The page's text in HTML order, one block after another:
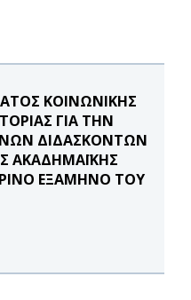
ΚΟΙΝΩΝΙΚΗΣ
ΓΙΑ ΤΗΝ
ΔΙΔΑΣΚΟΝΤΩΝ
ΑΚΑΔΗΜΑΪΚΗΣ
ΕΞΑΜΗΝΟ ΤΟΥ